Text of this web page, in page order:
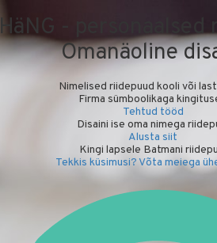
HäNG - personaalsed
Omanäoline
Nimelised riidepuud kooli või
Firma sümboolikaga
Tehtud tööd
Disaini ise oma nimega
Alusta siit
Kingi lapsele Batmani
Tekkis küsimusi? Võta meiega